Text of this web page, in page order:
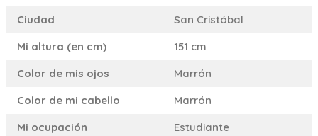
Ciudad
San Cristóbal
Mi altura (en cm)
151 cm
Color de mis ojos
Marrón
Color de mi cabello
Marrón
Mi ocupación
Estudiante